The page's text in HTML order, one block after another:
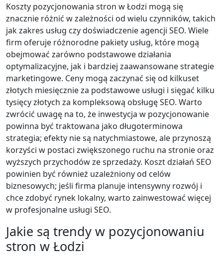
Koszty pozycjonowania stron w Łodzi mogą się
znacznie różnić w zależności od wielu czynników, takich
jak zakres usług czy doświadczenie agencji SEO. Wiele
firm oferuje różnorodne pakiety usług, które mogą
obejmować zarówno podstawowe działania
optymalizacyjne, jak i bardziej zaawansowane strategie
marketingowe. Ceny mogą zaczynać się od kilkuset
złotych miesięcznie za podstawowe usługi i sięgać kilku
tysięcy złotych za kompleksową obsługę SEO. Warto
zwrócić uwagę na to, że inwestycja w pozycjonowanie
powinna być traktowana jako długoterminowa
strategia; efekty nie są natychmiastowe, ale przynoszą
korzyści w postaci zwiększonego ruchu na stronie oraz
wyższych przychodów ze sprzedaży. Koszt działań SEO
powinien być również uzależniony od celów
biznesowych; jeśli firma planuje intensywny rozwój i
chce zdobyć rynek lokalny, warto zainwestować więcej
w profesjonalne usługi SEO.
Jakie są trendy w pozycjonowaniu
stron w Łodzi